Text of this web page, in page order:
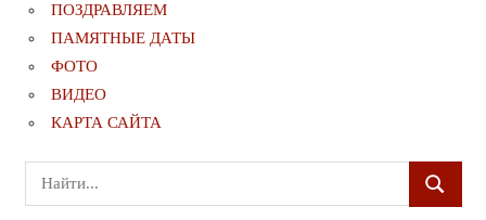
ПОЗДРАВЛЯЕМ
ПАМЯТНЫЕ ДАТЫ
ФОТО
ВИДЕО
КАРТА САЙТА
Поиск
для:
ПОИСК